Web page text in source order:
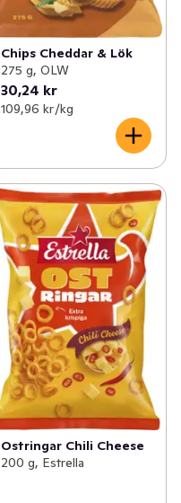
Chips Cheddar & Lök
275 g, OLW
30,24 kr
109,96 kr /kg
Ostringar Chili Cheese
200 g, Estrella